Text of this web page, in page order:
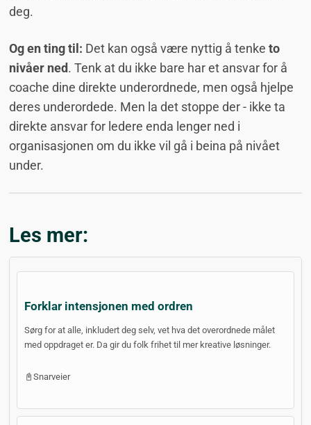
deg.
Og en ting til: Det kan også være nyttig å tenke to
nivåer ned . Tenk at du ikke bare har et ansvar for å
coache dine direkte underordnede, men også hjelpe
deres underordede. Men la det stoppe der - ikke ta
direkte ansvar for ledere enda lenger ned i
organisasjonen om du ikke vil gå i beina på nivået
under.
Les mer:
Forklar intensjonen med ordren
Sørg for at alle, inkludert deg selv, vet hva det overordnede målet
med oppdraget er. Da gir du folk frihet til mer kreative løsninger.
📓Snarveier